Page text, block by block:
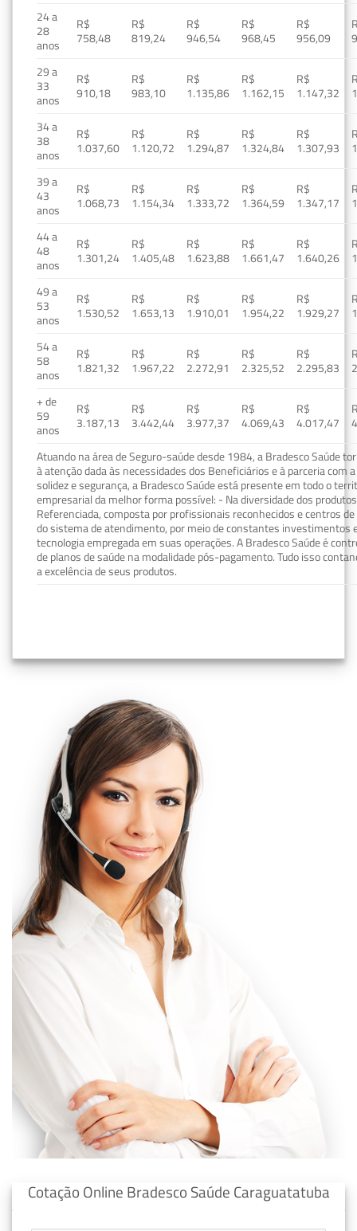
24 a
28
anos
R$
758,48
R$
819,24
R$
946,54
R$
968,45
R$
956,09
29 a
33
anos
R$
910,18
R$
983,10
R$
1.135,86
R$
1.162,15
R$
1.147,32
34 a
38
anos
R$
1.037,60
R$
1.120,72
R$
1.294,87
R$
1.324,84
R$
1.307,93
39 a
43
anos
R$
1.068,73
R$
1.154,34
R$
1.333,72
R$
1.364,59
R$
1.347,17
44 a
48
anos
R$
1.301,24
R$
1.405,48
R$
1.623,88
R$
1.661,47
R$
1.640,26
49 a
53
anos
R$
1.530,52
R$
1.653,13
R$
1.910,01
R$
1.954,22
R$
1.929,27
54 a
58
anos
R$
1.821,32
R$
1.967,22
R$
2.272,91
R$
2.325,52
R$
2.295,83
+ de
59
anos
R$
3.187,13
R$
3.442,44
R$
3.977,37
R$
4.069,43
R$
4.017,47
Atuando na área de Seguro-saúde desde 1984, a Bradesco Saúde
à atenção dada às necessidades dos Beneficiários e à parceria com
solidez e segurança, a Bradesco Saúde está presente em todo o
empresarial da melhor forma possível: - Na diversidade dos
Referenciada, composta por profissionais reconhecidos e centros
do sistema de atendimento, por meio de constantes investimentos
tecnologia empregada em suas operações. A Bradesco Saúde é
de planos de saúde na modalidade pós-pagamento. Tudo isso
a excelência de seus produtos.
Cotação Online Bradesco Saúde Caraguatatuba